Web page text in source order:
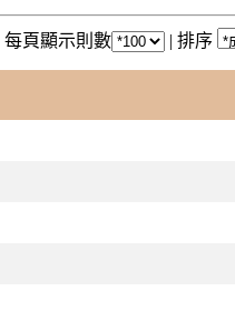
每頁顯示則數 | 排序